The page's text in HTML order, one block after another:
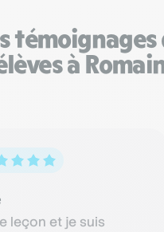
témoignages
à
leçon et je suis